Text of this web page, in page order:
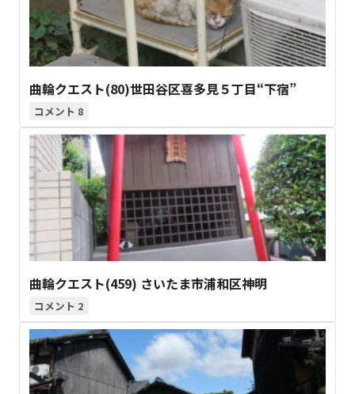
曲輪クエスト(80)世田谷区喜多見５丁目“下宿”
8
曲輪クエスト(459) さいたま市浦和区神明
2